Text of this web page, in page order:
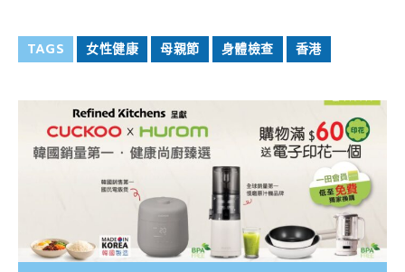
TAGS 女性健康 母親節 身體檢查 香港